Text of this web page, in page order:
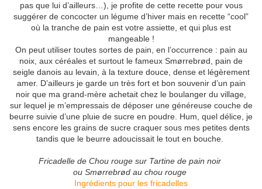
pas que lui d’ailleurs…), je profite de cette recette pour vous
suggérer de concocter un légume d’hiver mais en recette “cool”
où la tranche de pain est votre assiette, et qui plus est
mangeable !
On peut utiliser toutes sortes de pain, en l’occurrence : pain au
noix, aux céréales et surtout le fameux Smørrebrød, pain de
seigle danois au levain, à la texture douce, dense et légèrement
amer. D’ailleurs je garde un très fort et bon souvenir d’un pain
noir que ma grand-mère achetait chez le boulanger du village,
sur lequel je m’empressais de déposer une généreuse couche de
beurre suivie d’une pluie de sucre en poudre. Hum, quel délice, je
sens encore les grains de sucre craquer sous mes petites dents
tandis que le beurre adoucissait le tout en bouche.
Fricadelle de Chou rouge sur Tartine de pain noir
ou Smørrebrød au chou rouge
Ingrédients pour les fricadelles